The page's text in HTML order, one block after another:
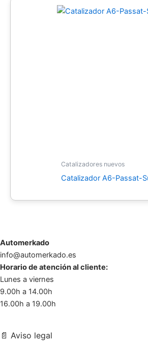
Catalizadores nuevos
Catalizador A6-Passat-
Automerkado
info@automerkado.es
Horario de atención al cliente:
Lunes a viernes
9.00h a 14.00h
16.00h a 19.00h
📄 Aviso legal